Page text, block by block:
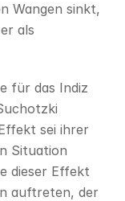
Wangen sinkt,
als
für das Indiz
sei ihrer
Situation
dieser Effekt
auftreten, der